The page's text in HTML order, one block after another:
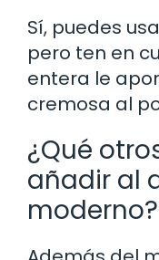
Sí, puedes
pero ten en
entera le
cremosa al
¿Qué
añadir al
moderno?